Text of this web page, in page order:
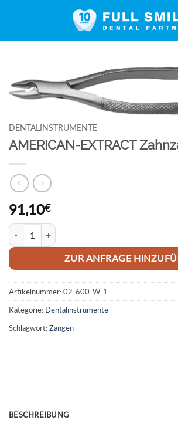
DENTALINSTRUMENTE
AMERICAN-EXTRACT
91,10€
AMERICAN-EXTRACT Zahnzange # 1 Menge
ZUR ANFRAGE
Artikelnummer:02-600-W-1
Kategorie: Dentalinstrumente
Schlagwort:Zangen
BESCHREIBUNG